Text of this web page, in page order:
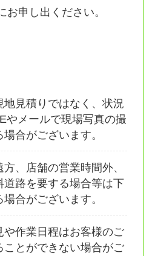
お申し出ください。
地見積りではなく、状況
やメールで現場写真の撮
合がございます。
、店舗の営業時間外、
道路を要する場合等は下
合がございます。
や作業日程はお客様のご
ことができない場合がご